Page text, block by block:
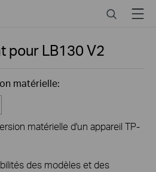
SearchMenu
pour LB130V2
matérielle:
matérielle d'un appareil TP-
des modèles et des